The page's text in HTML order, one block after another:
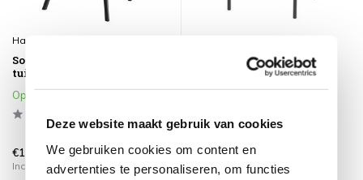
Deze website maakt gebruik van cookies
We gebruiken cookies om content en
advertenties te personaliseren, om functies
Hartman
Sophie Element dining
tuinstoel oranje Hartman
Op voorraad
€139,95
Incl. btw
Sienna dining tuinstoel
stapelbaar rope antraciet
Taste4SO
€189,00 €139,00
Incl. btw